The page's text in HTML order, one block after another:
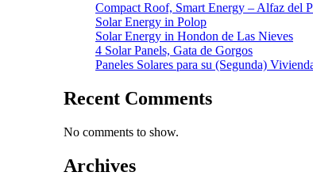
Compact Roof, Smart Energy – Alfaz del
Solar Energy in Polop
Solar Energy in Hondon de Las Nieves
4 Solar Panels, Gata de Gorgos
Paneles Solares para su (Segunda)
Recent Comments
No comments to show.
Archives